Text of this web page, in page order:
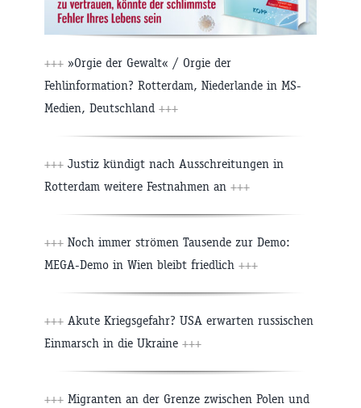
+++ »Orgie der Gewalt« / Orgie der
Fehlinformation? Rotterdam, Niederlande in MS-
Medien, Deutschland +++
+++ Justiz kündigt nach Ausschreitungen in
Rotterdam weitere Festnahmen an +++
+++ Noch immer strömen Tausende zur Demo:
MEGA-Demo in Wien bleibt friedlich +++
+++ Akute Kriegsgefahr? USA erwarten russischen
Einmarsch in die Ukraine +++
+++ Migranten an der Grenze zwischen Polen und